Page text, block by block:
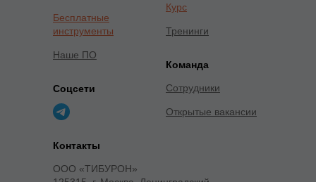
ООО «ТИБУРОН»
Контакты
Команда
Сотрудники
Открытые вакансии
Бесплатные
инструменты
Наше ПО
Курс
Тренинги
Соцсети